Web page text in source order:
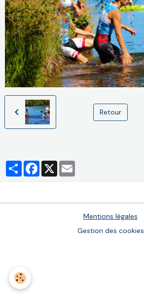
Retour
PartagerFacebook
X
Mentions légales
Gestion des cookies